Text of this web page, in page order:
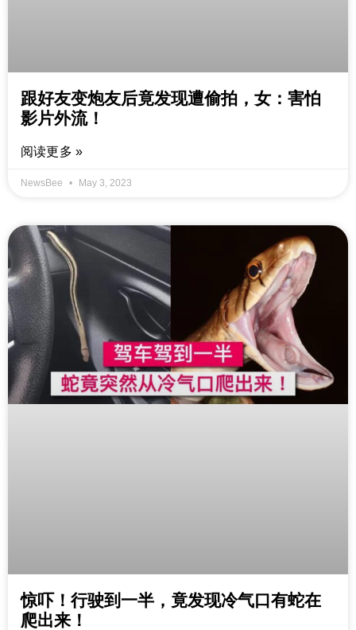
跟好友变炮友后竟发现遭偷拍，女：害怕
影片外流！
阅读更多 »
NewsBee May 3, 2023
惊吓！行驶到一半，竟发现冷气口有蛇在
爬出来！